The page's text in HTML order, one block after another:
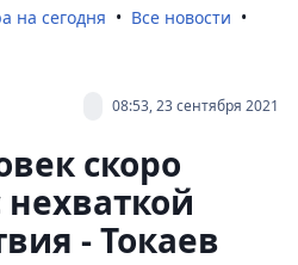
на сегодня
Все новости
08:53, 23 сентября 2021
скоро
нехваткой
- Токаев